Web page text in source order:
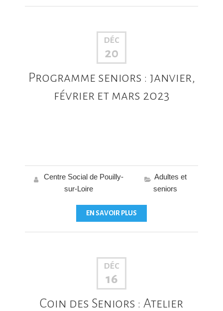
DÉC
20
Programme seniors : janvier,
février et mars 2023
Centre Social de Pouilly-
sur-Loire
Adultes et
seniors
EN SAVOIR PLUS
DÉC
16
Coin des Seniors : Atelier